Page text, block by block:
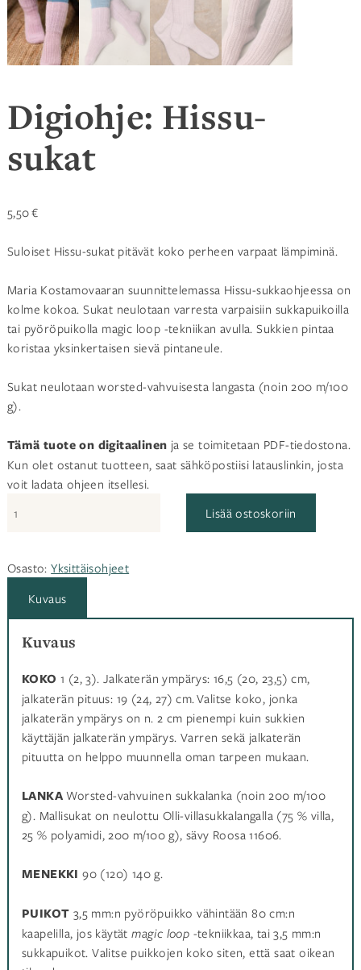
Digiohje: Hissu-
sukat
5,50€
Suloiset Hissu-sukat pitävät koko perheen varpaat lämpiminä.
Maria Kostamovaaran suunnittelemassa Hissu-sukkaohjeessa on
kolme kokoa. Sukat neulotaan varresta varpaisiin sukkapuikoilla
tai pyöröpuikolla magic loop -tekniikan avulla. Sukkien pintaa
koristaa yksinkertaisen sievä pintaneule.
Sukat neulotaan worsted-vahvuisesta langasta (noin 200 m/100
g).
Tämä tuote on digitaalinen ja se toimitetaan PDF-tiedostona.
Kun olet ostanut tuotteen, saat sähköpostiisi latauslinkin, josta
voit ladata ohjeen itsellesi.
Hissu-
määrä
Lisää ostoskoriin
Osasto:Yksittäisohjeet
Kuvaus
Kuvaus
KOKO 1 (2, 3). Jalkaterän ympärys: 16,5 (20, 23,5) cm,
jalkaterän pituus: 19 (24, 27) cm.Valitse koko, jonka
jalkaterän ympärys on n. 2 cm pienempi kuin sukkien
käyttäjän jalkaterän ympärys. Varren sekä jalkaterän
pituutta on helppo muunnella oman tarpeen mukaan.
LANKAWorsted-vahvuinen sukkalanka (noin 200 m/100
g). Mallisukat on neulottu Olli-villasukkalangalla (75 % villa,
25 % polyamidi, 200 m/100 g), sävy Roosa 11606.
MENEKKI90 (120) 140 g.
PUIKOT 3,5 mm:n pyöröpuikko vähintään 80 cm:n
kaapelilla, jos käytätmagic loop -tekniikkaa, tai 3,5 mm:n
sukkapuikot. Valitse puikkojen koko siten, että saat oikean